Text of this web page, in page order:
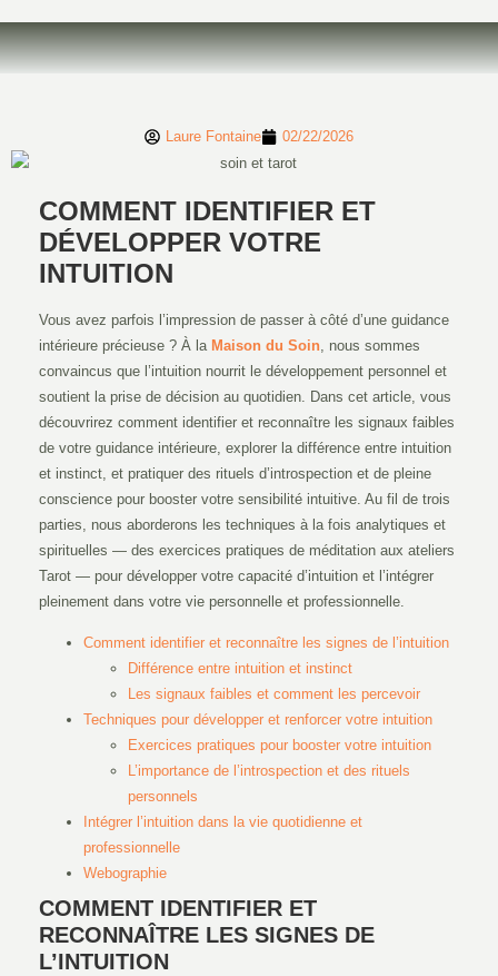
Laure Fontaine 02/22/2026
COMMENT IDENTIFIER ET
DÉVELOPPER VOTRE
INTUITION
Vous avez parfois l’impression de passer à côté d’une guidance
intérieure précieuse ? À la Maison du Soin, nous sommes
convaincus que l’intuition nourrit le développement personnel et
soutient la prise de décision au quotidien. Dans cet article, vous
découvrirez comment identifier et reconnaître les signaux faibles
de votre guidance intérieure, explorer la différence entre intuition
et instinct, et pratiquer des rituels d’introspection et de pleine
conscience pour booster votre sensibilité intuitive. Au fil de trois
parties, nous aborderons les techniques à la fois analytiques et
spirituelles — des exercices pratiques de méditation aux ateliers
Tarot — pour développer votre capacité d’intuition et l’intégrer
pleinement dans votre vie personnelle et professionnelle.
Comment identifier et reconnaître les signes de l’intuition
Différence entre intuition et instinct
Les signaux faibles et comment les percevoir
Techniques pour développer et renforcer votre intuition
Exercices pratiques pour booster votre intuition
L’importance de l’introspection et des rituels
personnels
Intégrer l’intuition dans la vie quotidienne et
professionnelle
Webographie
COMMENT IDENTIFIER ET
RECONNAÎTRE LES SIGNES DE
L’INTUITION